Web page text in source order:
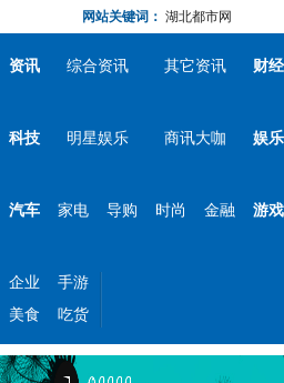
网站关键词： 湖北都市网
资讯 综合资讯 其它资讯 财经
科技 明星娱乐 商讯大咖 娱乐
汽车 家电 导购 时尚 金融 游戏
企业
手游
美食
吃货